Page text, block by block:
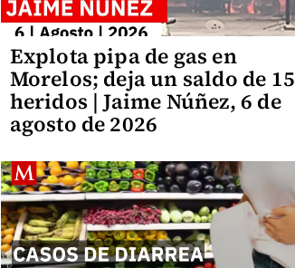
Explota pipa de gas en
Morelos; deja un saldo de 15
heridos | Jaime Núñez, 6 de
agosto de 2026